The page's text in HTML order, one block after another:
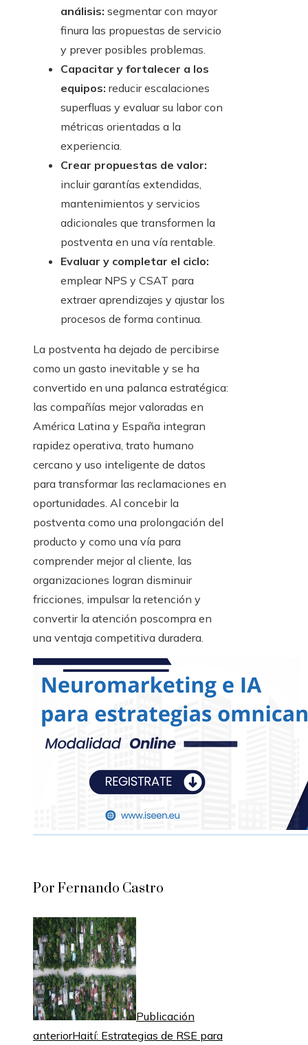
análisis: segmentar con mayor
finura las propuestas de servicio
y prever posibles problemas.
Capacitar y fortalecer a los
equipos: reducir escalaciones
superfluas y evaluar su labor con
métricas orientadas a la
experiencia.
Crear propuestas de valor:
incluir garantías extendidas,
mantenimientos y servicios
adicionales que transformen la
postventa en una vía rentable.
Evaluar y completar el ciclo:
emplear NPS y CSAT para
extraer aprendizajes y ajustar los
procesos de forma continua.
La postventa ha dejado de percibirse
como un gasto inevitable y se ha
convertido en una palanca estratégica:
las compañías mejor valoradas en
América Latina y España integran
rapidez operativa, trato humano
cercano y uso inteligente de datos
para transformar las reclamaciones en
oportunidades. Al concebir la
postventa como una prolongación del
producto y como una vía para
comprender mejor al cliente, las
organizaciones logran disminuir
fricciones, impulsar la retención y
convertir la atención poscompra en
una ventaja competitiva duradera.
Por Fernando Castro
Publicación
anteriorHaití: Estrategias de RSE para